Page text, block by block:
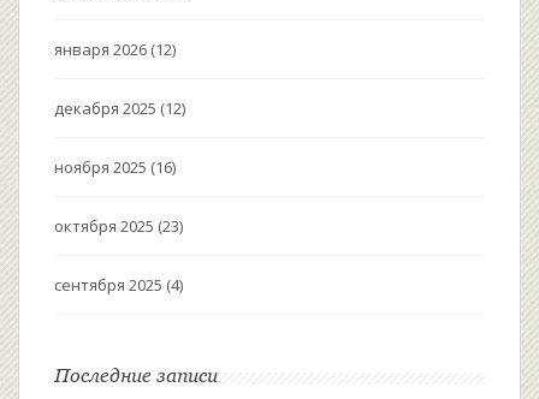
января 2026 (12)
декабря 2025 (12)
ноября 2025 (16)
октября 2025 (23)
сентября 2025 (4)
Последние записи